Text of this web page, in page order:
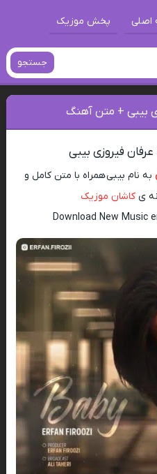
پخش موزیک
جستجو
بیبی + متن آهنگ
فیروزی بیبی
به نام بیبی همراه با متن کامل و
کاشان موزیک
Download New Music